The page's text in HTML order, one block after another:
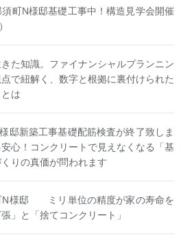
須町N様邸基礎工事中！構造見学会開催
きた知識。ファイナンシャルプランニン
で紐解く、数字と根拠に裏付けられた
は
邸新築工事基礎配筋検査が終了致しま
心！コンクリートで見えなくなる「基
りの真価が問われます
N様邸 ミリ単位の精度が家の寿命を
」と「捨てコンクリート」